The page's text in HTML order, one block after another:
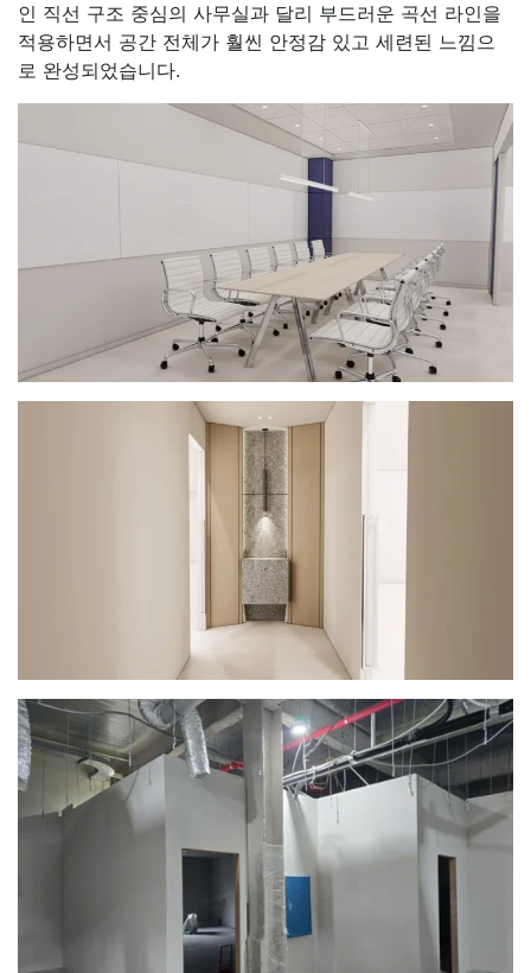
인 직선 구조 중심의 사무실과 달리 부드러운 곡선 라인을
적용하면서 공간 전체가 훨씬 안정감 있고 세련된 느낌으
로 완성되었습니다.